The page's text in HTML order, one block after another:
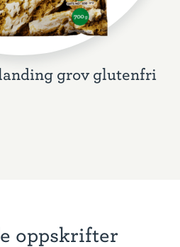
grov glutenfri
oppskrifter